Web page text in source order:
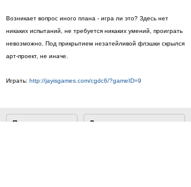
Возникает вопрос иного плана - игра ли это? Здесь нет
никаких испытаний, не требуется никаких умений, проиграть
невозможно. Под прикрытием незатейливой флэшки скрылся
арт-проект, не иначе.
Играть: http://jayisgames.com/cgdc6/?gameID=9
Просмотры Расскажите друзьям